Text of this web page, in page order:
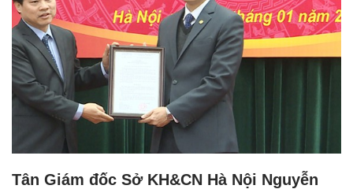
Tân Giám đốc Sở KH&CN Hà Nội Nguyễn